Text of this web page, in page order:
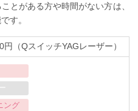
とがある方や時間がない方は、
す。
（QスイッチYAGレーザー）
ング